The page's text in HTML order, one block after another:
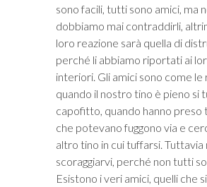
sono facili, tutti sono amici, ma
dobbiamo mai contraddirli,
loro reazione sarà quella di
perché li abbiamo riportati ai
interiori. Gli amici sono come le
quando il nostro tino è pieno si
capofitto, quando hanno preso
che potevano fuggono via e
altro tino in cui tuffarsi. Tuttavia
scoraggiarvi, perché non tutti
Esistono i veri amici, quelli che